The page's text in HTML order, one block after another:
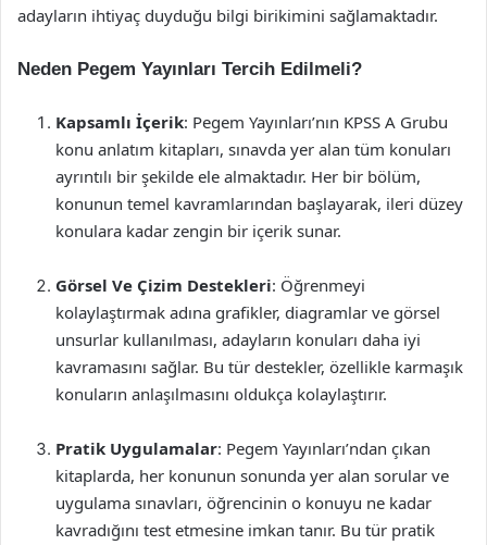
adayların ihtiyaç duyduğu bilgi birikimini sağlamaktadır.
Neden Pegem Yayınları Tercih Edilmeli?
Kapsamlı İçerik: Pegem Yayınları’nın KPSS A Grubu
konu anlatım kitapları, sınavda yer alan tüm konuları
ayrıntılı bir şekilde ele almaktadır. Her bir bölüm,
konunun temel kavramlarından başlayarak, ileri düzey
konulara kadar zengin bir içerik sunar.
Görsel Ve Çizim Destekleri: Öğrenmeyi
kolaylaştırmak adına grafikler, diagramlar ve görsel
unsurlar kullanılması, adayların konuları daha iyi
kavramasını sağlar. Bu tür destekler, özellikle karmaşık
konuların anlaşılmasını oldukça kolaylaştırır.
Pratik Uygulamalar: Pegem Yayınları’ndan çıkan
kitaplarda, her konunun sonunda yer alan sorular ve
uygulama sınavları, öğrencinin o konuyu ne kadar
kavradığını test etmesine imkan tanır. Bu tür pratik